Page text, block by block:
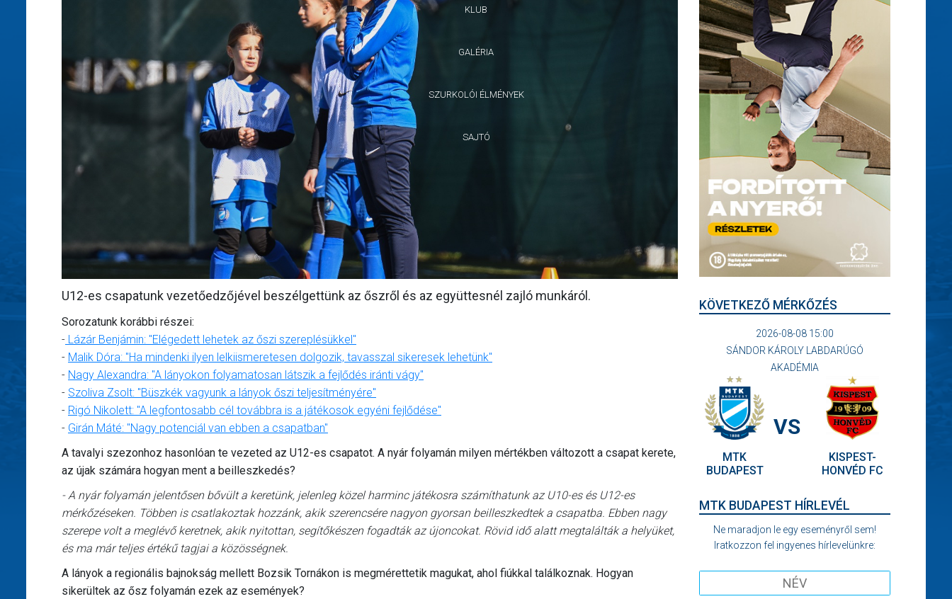
KLUB
GALÉRIA
SZURKOLÓI ÉLMÉNYEK
SAJTÓ
U12-es csapatunk vezetőedzőjével beszélgettünk az őszről és az együttesnél zajló munkáról.
Sorozatunk korábbi részei:
- Lázár Benjámin: "Elégedett lehetek az őszi szereplésükkel"
- Malik Dóra: "Ha mindenki ilyen lelkiismeretesen dolgozik, tavasszal sikeresek lehetünk"
- Nagy Alexandra: "A lányokon folyamatosan látszik a fejlődés iránti vágy"
- Szoliva Zsolt: "Büszkék vagyunk a lányok őszi teljesítményére"
- Rigó Nikolett: "A legfontosabb cél továbbra is a játékosok egyéni fejlődése"
- Girán Máté: "Nagy potenciál van ebben a csapatban"
A tavalyi szezonhoz hasonlóan te vezeted az U12-es csapatot. A nyár folyamán milyen mértékben változott a csapat kerete,
az újak számára hogyan ment a beilleszkedés?
- A nyár folyamán jelentősen bővült a keretünk, jelenleg közel harminc játékosra számíthatunk az U10-es és U12-es
mérkőzéseken. Többen is csatlakoztak hozzánk, akik szerencsére nagyon gyorsan beilleszkedtek a csapatba. Ebben nagy
szerepe volt a meglévő keretnek, akik nyitottan, segítőkészen fogadták az újoncokat. Rövid idő alatt megtalálták a helyüket,
és ma már teljes értékű tagjai a közösségnek.
A lányok a regionális bajnokság mellett Bozsik Tornákon is megmérettetik magukat, ahol fiúkkal találkoznak. Hogyan
sikerültek az ősz folyamán ezek az események?
KÖVETKEZŐ MÉRKŐZÉS
2026-08-08 15:00
SÁNDOR KÁROLY LABDARÚGÓ
AKADÉMIA
MTK
BUDAPEST
VS
KISPEST-
HONVÉD FC
MTK BUDAPEST HÍRLEVÉL
Ne maradjon le egy eseményről sem!
Iratkozzon fel ingyenes hírlevelünkre: